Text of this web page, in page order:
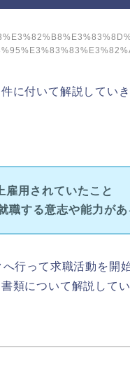
に付いて解説していき
雇用されていたこと
職する意志や能力があ
行って求職活動を開
類について解説してい